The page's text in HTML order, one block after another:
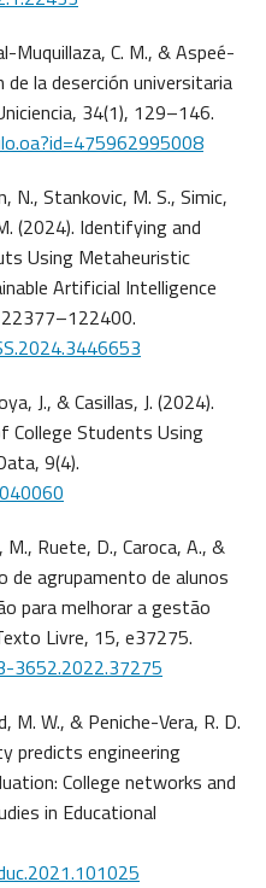
Muquillaza, C. M., & Aspeé-
de la deserción universitaria
34(1), 129–146.
N., Stankovic, M. S., Simic,
(2024). Identifying and
Using Metaheuristic
Artificial Intelligence
J., & Casillas, J. (2024).
College Students Using
9(4).
Ruete, D., Caroca, A., &
de agrupamento de alunos
para melhorar a gestão
Livre, 15, e37275.
3652.2022.37275
M. W., & Peniche-Vera, R. D.
predicts engineering
College networks and
in Educational